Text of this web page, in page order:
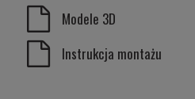
Modele 3D
Instrukcja montażu